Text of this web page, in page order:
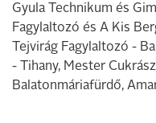
Gyula Technikum és
Fagylaltozó és A Kis
Tejvirág Fagylaltozó -
- Tihany, Mester
Balatonmáriafürdő,